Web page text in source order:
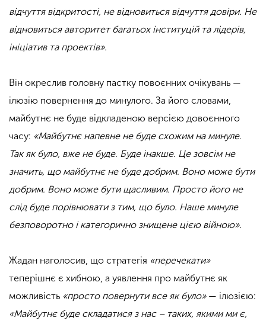
відчуття відкритості, не відновиться відчуття довіри. Не
відновиться авторитет багатьох інституцій та лідерів,
ініціатив та проектів».
Він окреслив головну пастку повоєнних очікувань —
ілюзію повернення до минулого. За його словами,
майбутнє не буде відкладеною версією довоєнного
часу: «Майбутнє напевне не буде схожим на минуле.
Так як було, вже не буде. Буде інакше. Це зовсім не
значить, що майбутнє не буде добрим. Воно може бути
добрим. Воно може бути щасливим. Просто його не
слід буде порівнювати з тим, що було. Наше минуле
безповоротно і категорично знищене цією війною».
Жадан наголосив, що стратегія «перечекати»
теперішнє є хибною, а уявлення про майбутнє як
можливість «просто повернути все як було»— ілюзією:
«Майбутнє буде складатися з нас – таких, якими ми є,